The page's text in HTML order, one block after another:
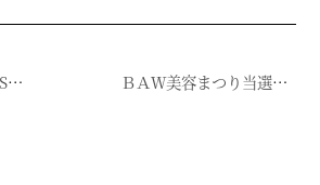
令和４～５年度 SBSエステ❝短期集中❞指導講師養成コース受講希望者募集のお知らせ ＢＡＷ美容まつり当選番号発表！！